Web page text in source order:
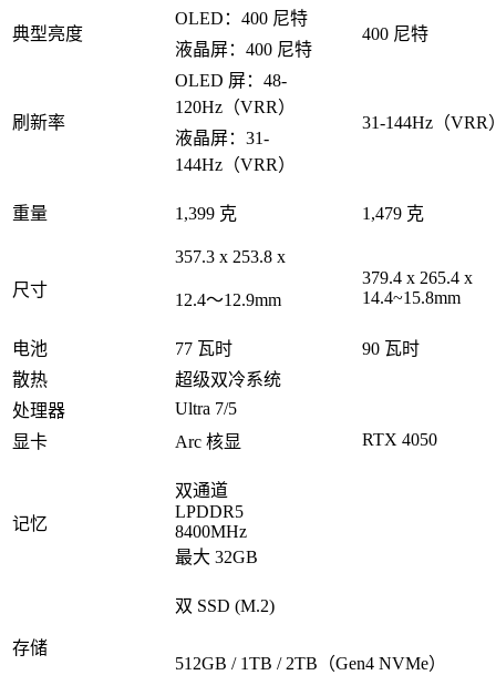
典型亮度
OLED：400 尼特
400 尼特
液晶屏：400 尼特
刷新率
OLED 屏：48-
120Hz（VRR）
31-144Hz（VRR
液晶屏：31-
144Hz（VRR）
重量 1,399 克 1,479 克
尺寸
357.3 x 253.8 x
12.4～12.9mm
379.4 x 265.4 x
14.4~15.8mm
电池 77 瓦时
90 瓦时
散热
超级双冷系统
处理器
Ultra 7/5
显卡
Arc 核显 RTX 4050
记忆
双通道
LPDDR5
8400MHz
最大 32GB
存储
双 SSD (M.2)
512GB / 1TB / 2TB（Gen4 NVMe）